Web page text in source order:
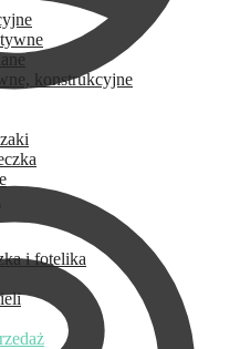
konstrukcyjne
i fotelika